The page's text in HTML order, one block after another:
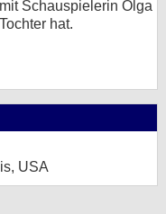
Schauspielerin Olga
hat.
USA